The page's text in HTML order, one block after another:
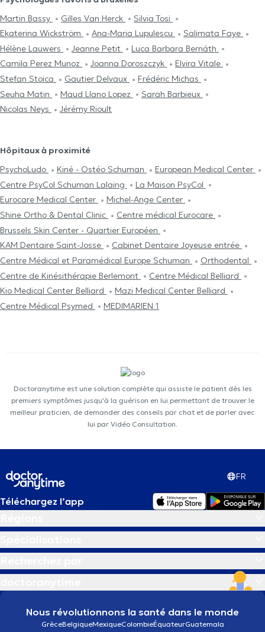
Martin Bassy
Gilles Van Herck
Silvia Tosi
Ekaterina Wickström
Ana-Maria Lupulescu
Salimata Faye
Hélène Lauwers
Jeanne Petit
Luca Barbara Bernáth
Camila Perez Munoz
Joanna Doroszczyk
Elvira Vitale
Stefan Stoica
Gautier Delvaux
Frédéric Michas
Seuha Matin
Maud Llano Lopez
Sarah Barbieux
Nicolas Neys
Jérémy Rioult
Hôpitaux à proximité
PsychoLudo
Kiné - Ostéo Schuman
European Medical Center
Centre PsyCol Schuman Lalaing
La Maison PsyCol
Eurocare Medical Center
Michel-Ange Center
Shine Ortho & Dental Clinic
Centre médical Eurocare
Brussels Skin Center - Quartier Européen
KAM Dentaire Saint-Josse
Cabinet Dentaire Joyeuse entrée
Centre Médical et Paramédical Europe Schuman
Orthodental
Centre de Kinésithérapie Berlemont
Centre Médical Belliard
Kio Medical Center Belliard
Mazi Medical Center Belliard
Centre Médical Psymed
MEDIMARIEN 1
Doctoranytime est une solution complète qui assiste le patient dès les
premiers symptômes jusqu'à la guérison en lui permettant de trouver le
meilleur praticien, de demander des conseils par chat et de parler avec
lui par Vidéo Consultation.
FR
Téléchargez l’app
Nous révolutionnons la santé dans le monde
GrèceBelgiqueMexiqueColombieÉquateurGuatemala